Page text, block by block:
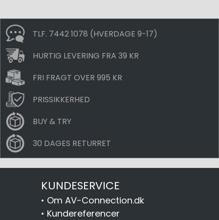
TLF. 7442 1078 (HVERDAGE 9-17)
HURTIG LEVERING FRA 39 KR
FRI FRAGT OVER 995 KR
PRISSIKKERHED
BUY & TRY
30 DAGES RETURRET
KUNDESERVICE
• Om AV-Connection.dk
• Kundereferencer